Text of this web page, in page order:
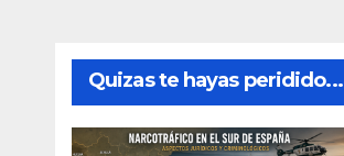
Quizas te hayas peridido...